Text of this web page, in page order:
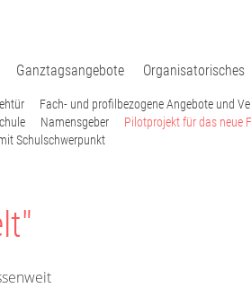
Fach- und profilbezogene Angebote und
Namensgeber Pilotprojekt für das neue
Schulschwerpunkt
Ganztagsangebote Organisatorisches